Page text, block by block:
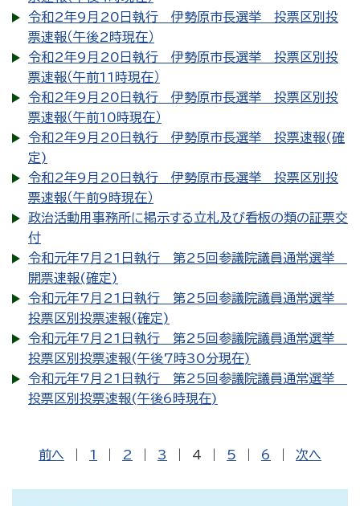
令和2年9月20日執行 伊勢原市長選挙 投票区別投
票速報（午後2時現在）
令和2年9月20日執行 伊勢原市長選挙 投票区別投
票速報（午前11時現在）
令和2年9月20日執行 伊勢原市長選挙 投票区別投
票速報（午前10時現在）
令和2年9月20日執行 伊勢原市長選挙 投票速報(確
定)
令和2年9月20日執行 伊勢原市長選挙 投票区別投
票速報（午前9時現在）
政治活動用事務所に掲示する立札及び看板の類の証票交
付
令和元年7月21日執行 第25回参議院議員通常選挙
開票速報(確定)
令和元年7月21日執行 第25回参議院議員通常選挙
投票区別投票速報(確定)
令和元年7月21日執行 第25回参議院議員通常選挙
投票区別投票速報(午後7時30分現在)
令和元年7月21日執行 第25回参議院議員通常選挙
投票区別投票速報(午後6時現在)
前へ 1 2 3 4 5 6 次へ